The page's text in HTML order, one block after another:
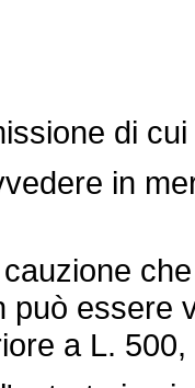
di cui
in
può essere
a L.